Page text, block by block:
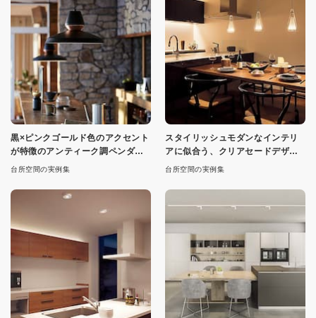
黒×ピンクゴールド色のアクセント
が特徴のアンティーク調ペンダン
ト
台所空間の実例集
スタイリッシュモダンなインテリ
アに似合う、クリアセードデザイ
ン
台所空間の実例集